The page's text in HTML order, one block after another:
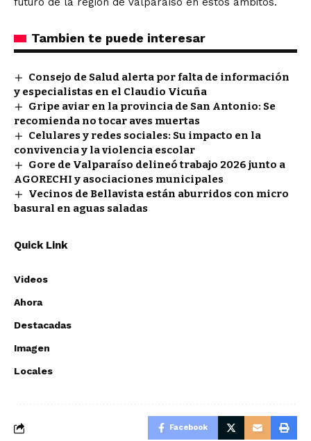
Tambien te puede interesar
Consejo de Salud alerta por falta de información
y especialistas en el Claudio Vicuña
Gripe aviar en la provincia de San Antonio: Se
recomienda no tocar aves muertas
Celulares y redes sociales: Su impacto en la
convivencia y la violencia escolar
Gore de Valparaíso delineó trabajo 2026 junto a
AGORECHI y asociaciones municipales
Vecinos de Bellavista están aburridos con micro
basural en aguas saladas
Quick Link
Videos
Ahora
Destacadas
Imagen
Locales
Facebook